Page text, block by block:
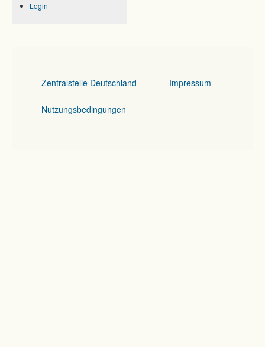
Login
Zentralstelle Deutschland Impressum
Nutzungsbedingungen